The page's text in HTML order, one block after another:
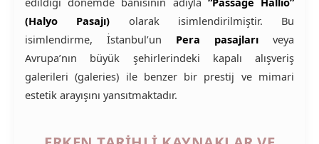
(Halyo Pasajı) olarak isimlendirilmiştir. Bu
isimlendirme, İstanbul’un Pera pasajları veya
Avrupa’nın büyük şehirlerindeki kapalı alışveriş
galerileri (galeries) ile benzer bir prestij ve mimari
estetik arayışını yansıtmaktadır.